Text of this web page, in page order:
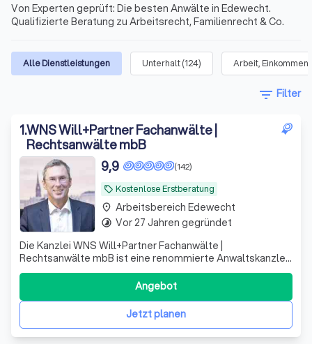
Von Experten geprüft: Die besten Anwälte in Edewecht.
Qualifizierte Beratung zu Arbeitsrecht, Familienrecht & Co.
Alle Dienstleistungen Unterhalt(124) Arbeit, Einkommen
filter_list Filter
1.WNS Will+Partner Fachanwälte |
Rechtsanwälte mbB
local_offer Kostenlose Erstberatung
(142)
9,9
Die Kanzlei WNS Will+Partner Fachanwälte |
Rechtsanwälte mbB ist eine renommierte Anwaltskanzlei,
deren Berufsträger sich auf verschiedene Rechtsgebiete
spezialisiert haben, die sie zu Ihrem Nutzen bündeln.
Unsere erfahrenen Anwälte, Herr Andreas Will, Herr
Gordon Neumann und Herr Dr. Frank Andresen
Jetzt planen
Angebot
place Arbeitsbereich Edewecht
timelapse Vor 27 Jahren gegründet